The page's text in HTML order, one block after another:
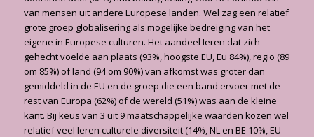
van mensen uit andere Europese landen. Wel zag een relatief
grote groep globalisering als mogelijke bedreiging van het
eigene in Europese culturen. Het aandeel Ieren dat zich
gehecht voelde aan plaats (93%, hoogste EU, Eu 84%), regio (89
om 85%) of land (94 om 90%) van afkomst was groter dan
gemiddeld in de EU en de groep die een band ervoer met de
rest van Europa (62%) of de wereld (51%) was aan de kleine
kant. Bij keus van 3 uit 9 maatschappelijke waarden kozen wel
relatief veel Ieren culturele diversiteit (14%, NL en BE 10%, EU